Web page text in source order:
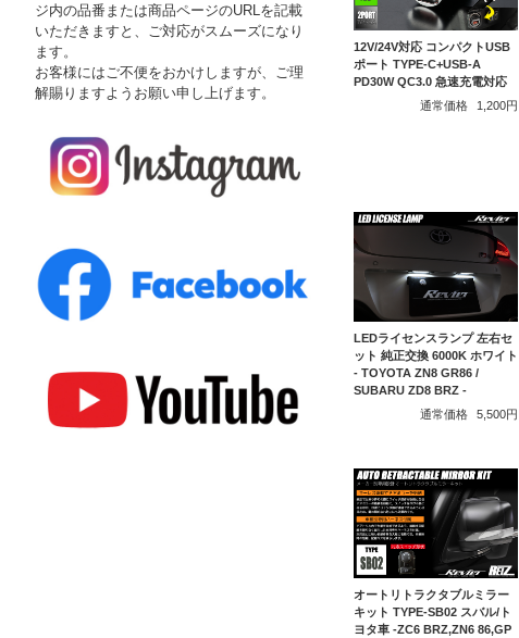
12V/24V対応 コンパクトUSB
ポート TYPE-C+USB-A
PD30W QC3.0 急速充電対応
通常価格
1,200円
LEDライセンスランプ 左右セ
ット 純正交換 6000K ホワイト
- TOYOTA ZN8 GR86 /
SUBARU ZD8 BRZ -
通常価格
5,500円
オートリトラクタブルミラー
キット TYPE-SB02 スバル/ト
ヨタ車 -ZC6 BRZ,ZN6 86,GP
ジ内の品番または商品ページのURLを記載
いただきますと、ご対応がスムーズになり
ます。
お客様にはご不便をおかけしますが、ご理
解賜りますようお願い申し上げます。